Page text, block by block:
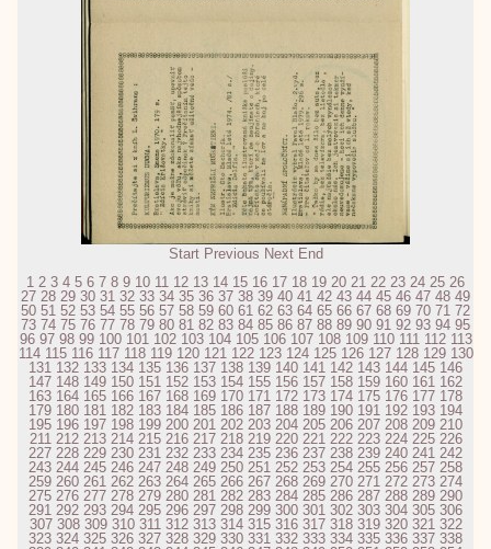
Start Previous Next End
1 2 3 4 5 6 7 8 9 10 11 12 13 14 15 16 17 18 19 20 21 22 23 24 25 26
27 28 29 30 31 32 33 34 35 36 37 38 39 40 41 42 43 44 45 46 47 48 49
50 51 52 53 54 55 56 57 58 59 60 61 62 63 64 65 66 67 68 69 70 71 72
73 74 75 76 77 78 79 80 81 82 83 84 85 86 87 88 89 90 91 92 93 94 95
96 97 98 99 100 101 102 103 104 105 106 107 108 109 110 111 112 113
114 115 116 117 118 119 120 121 122 123 124 125 126 127 128 129 130
131 132 133 134 135 136 137 138 139 140 141 142 143 144 145 146
147 148 149 150 151 152 153 154 155 156 157 158 159 160 161 162
163 164 165 166 167 168 169 170 171 172 173 174 175 176 177 178
179 180 181 182 183 184 185 186 187 188 189 190 191 192 193 194
195 196 197 198 199 200 201 202 203 204 205 206 207 208 209 210
211 212 213 214 215 216 217 218 219 220 221 222 223 224 225 226
227 228 229 230 231 232 233 234 235 236 237 238 239 240 241 242
243 244 245 246 247 248 249 250 251 252 253 254 255 256 257 258
259 260 261 262 263 264 265 266 267 268 269 270 271 272 273 274
275 276 277 278 279 280 281 282 283 284 285 286 287 288 289 290
291 292 293 294 295 296 297 298 299 300 301 302 303 304 305 306
307 308 309 310 311 312 313 314 315 316 317 318 319 320 321 322
323 324 325 326 327 328 329 330 331 332 333 334 335 336 337 338